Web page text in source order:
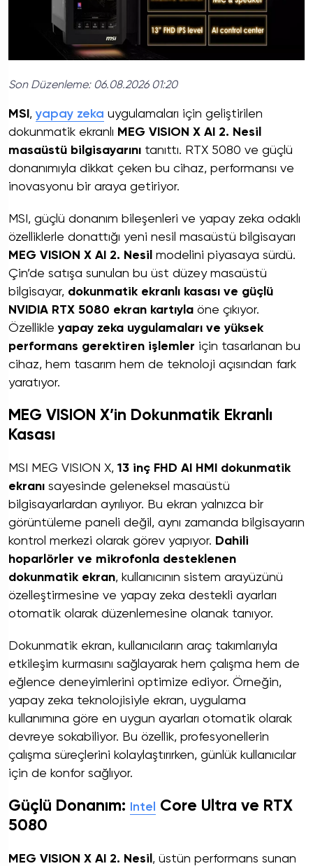
Son Düzenleme: 06.08.2026 01:20
MSI ,yapay zeka uygulamaları için geliştirilen
dokunmatik ekranlı MEG VISION X AI 2. Nesil
masaüstü bilgisayarını tanıttı. RTX 5080 ve güçlü
donanımıyla dikkat çeken bu cihaz, performansı ve
inovasyonu bir araya getiriyor.
MSI, güçlü donanım bileşenleri ve yapay zeka odaklı
özelliklerle donattığı yeni nesil masaüstü bilgisayarı
MEG VISION X AI 2. Nesil modelini piyasaya sürdü.
Çin’de satışa sunulan bu üst düzey masaüstü
bilgisayar, dokunmatik ekranlı kasası ve güçlü
NVIDIA RTX 5080 ekran kartıyla öne çıkıyor.
Özellikleyapay zeka uygulamaları ve yüksek
performans gerektiren işlemler için tasarlanan bu
cihaz, hem tasarım hem de teknoloji açısından fark
yaratıyor.
MEG VISION X’in Dokunmatik Ekranlı
Kasası
MSI MEG VISION X, 13 inç FHD AI HMI dokunmatik
ekranı sayesinde geleneksel masaüstü
bilgisayarlardan ayrılıyor. Bu ekran yalnızca bir
görüntüleme paneli değil, aynı zamanda bilgisayarın
kontrol merkezi olarak görev yapıyor. Dahili
hoparlörler ve mikrofonla desteklenen
dokunmatik ekran, kullanıcının sistem arayüzünü
özelleştirmesine ve yapay zeka destekli ayarları
otomatik olarak düzenlemesine olanak tanıyor.
Dokunmatik ekran, kullanıcıların araç takımlarıyla
etkileşim kurmasını sağlayarak hem çalışma hem de
eğlence deneyimlerini optimize ediyor. Örneğin,
yapay zeka teknolojisiyle ekran, uygulama
kullanımına göre en uygun ayarları otomatik olarak
devreye sokabiliyor. Bu özellik, profesyonellerin
çalışma süreçlerini kolaylaştırırken, günlük kullanıcılar
için de konfor sağlıyor.
Güçlü Donanım: Intel
Core Ultra ve RTX
5080
MEG VISION X AI 2. Nesil , üstün performans sunan